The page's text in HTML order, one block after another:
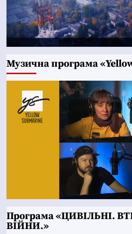
Музична програма
Програма «ЦИВІЛЬНІ.
ВІЙНИ.»